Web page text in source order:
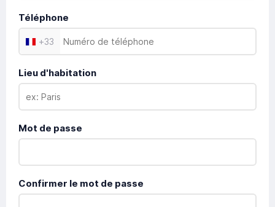
Téléphone
+33
Lieu d'habitation
Mot de passe
Confirmer le mot de passe